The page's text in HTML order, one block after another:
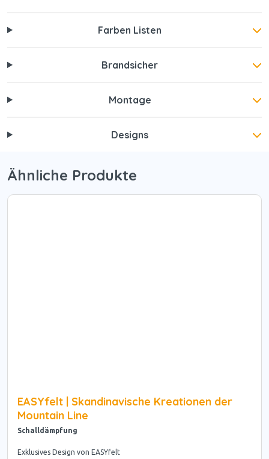
Farben Listen
Brandsicher
Montage
Designs
Ähnliche Produkte
EASYfelt | Skandinavische Kreationen der
Mountain Line
Schalldämpfung
Exklusives Design von EASYfelt